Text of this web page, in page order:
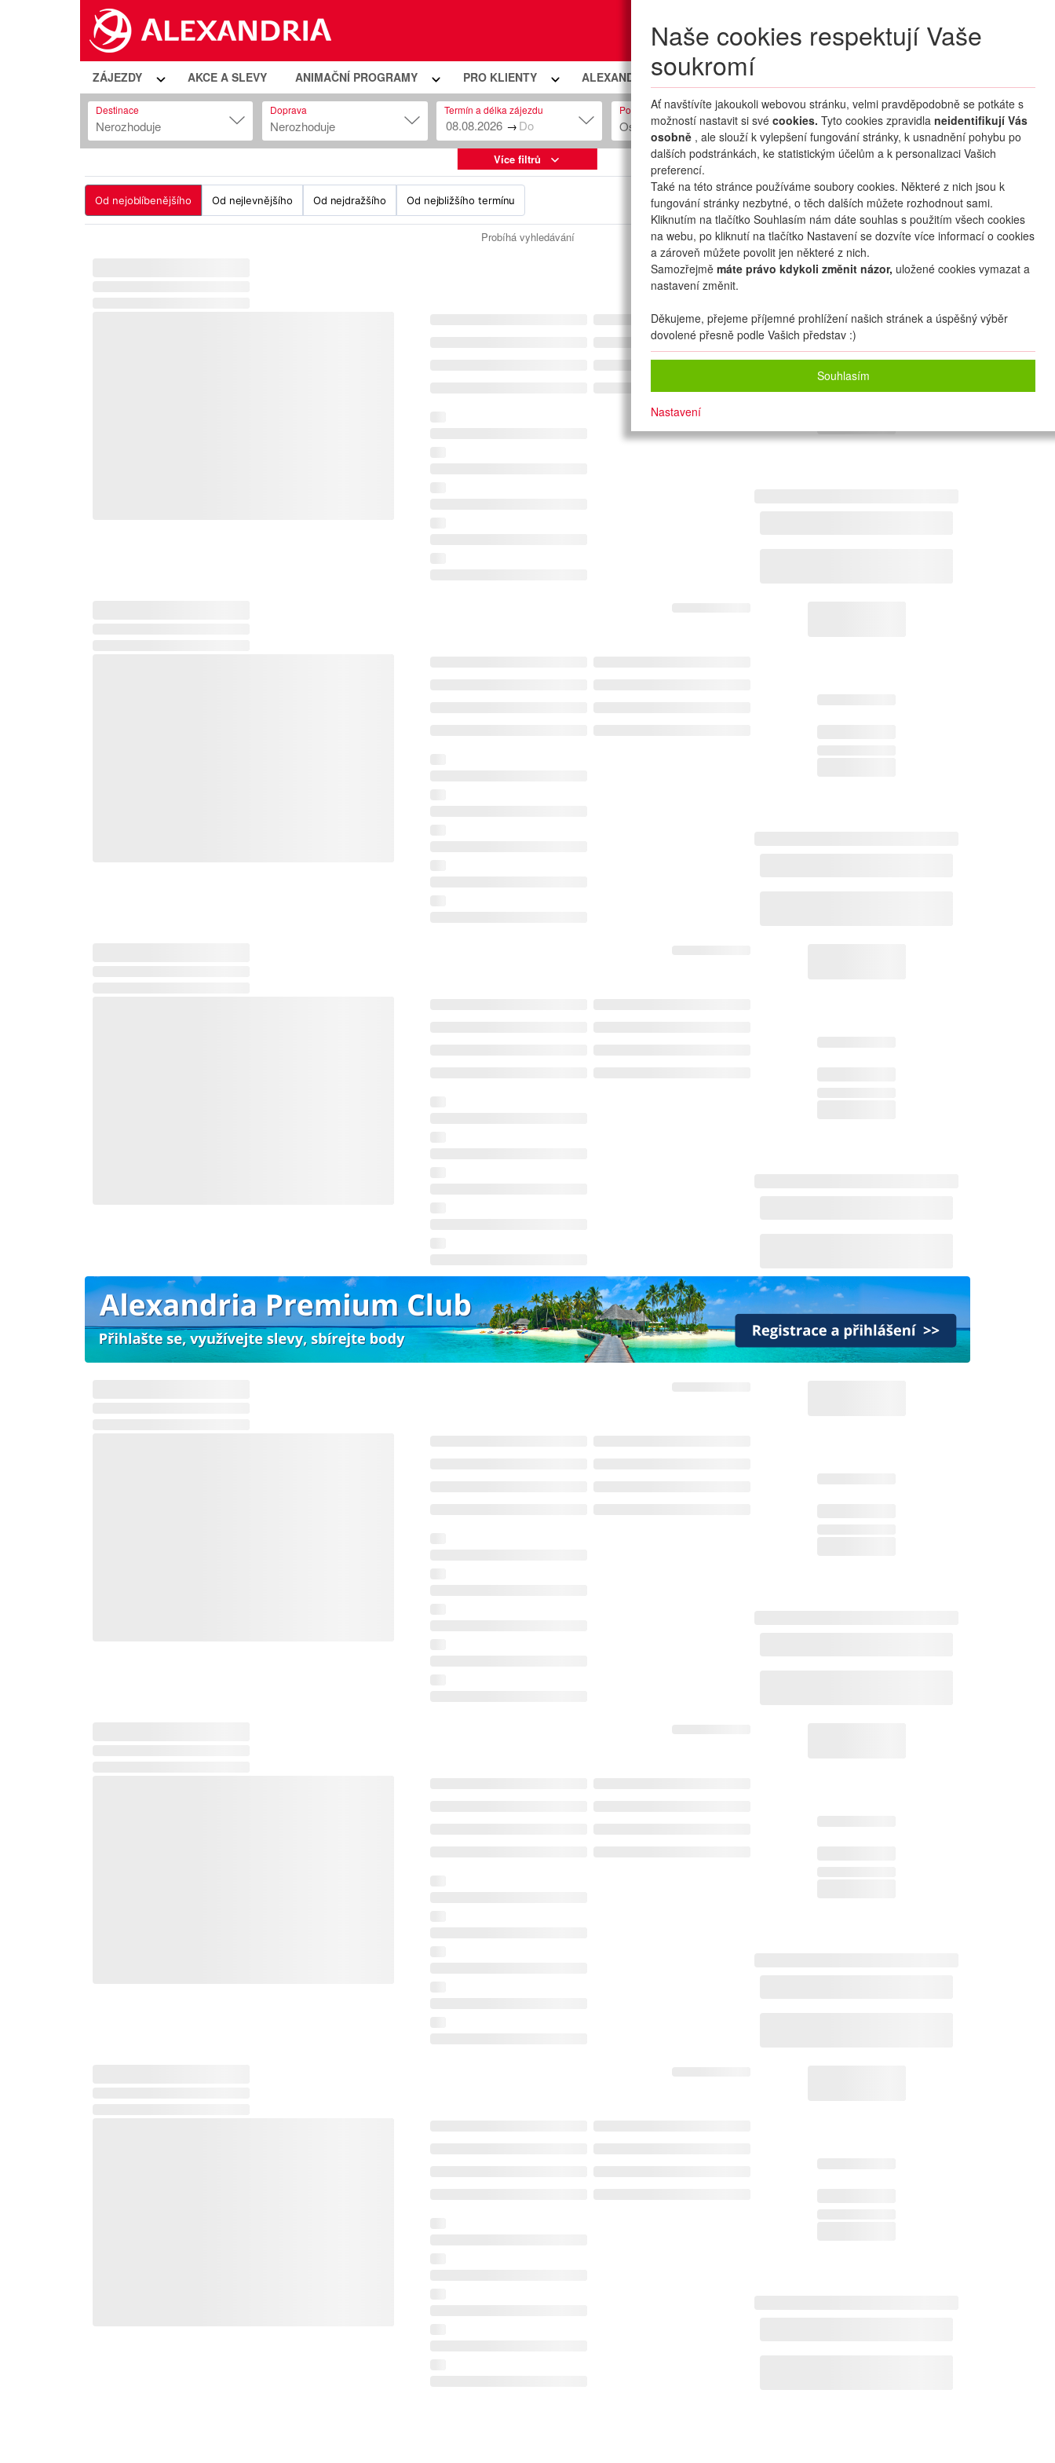
MojePřihlášení
Naše cookies respektují Vaše
soukromí
Ať navštívíte jakoukoli webovou stránku, velmi pravděpodobně se potkáte s
možností nastavit si své cookies. Tyto cookies zpravidla neidentifikují Vás
osobně , ale slouží k vylepšení fungování stránky, k usnadnění pohybu po
dalších podstránkách, ke statistickým účelům a k personalizaci Vašich
preferencí.
Také na této stránce používáme soubory cookies. Některé z nich jsou k
fungování stránky nezbytné, o těch dalších můžete rozhodnout sami.
Kliknutím na tlačítko Souhlasím nám dáte souhlas s použitím všech cookies
na webu, po kliknutí na tlačítko Nastavení se dozvíte více informací o cookies
a zároveň můžete povolit jen některé z nich.
Samozřejmě máte právo kdykoli změnit názor, uložené cookies vymazat a
nastavení změnit.
Děkujeme, přejeme příjemné prohlížení našich stránek a úspěšný výběr
dovolené přesně podle Vašich představ :)
Souhlasím
Nastavení
ZÁJEZDY AKCE A SLEVY ANIMAČNÍ PROGRAMY PRO KLIENTY ALEXANDRIA PREMIUM CLUB
Destinace
Nerozhoduje
Doprava
Nerozhoduje
Termín a délka zájezdu
→
Počet osob
Osob: 2 + 0 HLEDAT ZÁJEZDY
Více filtrů
Od nejoblíbenějšího Od nejlevnějšího Od nejdražšího Od nejbližšího termínu
Probíhá vyhledávání